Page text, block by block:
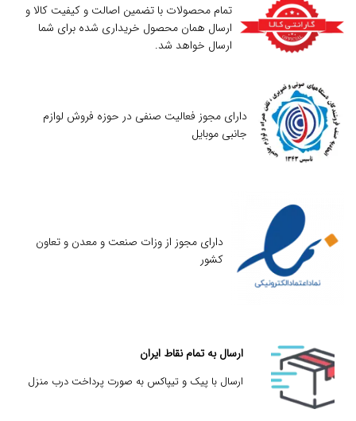
تمام محصولات با تضمین اصالت و کیفیت کالا و
ارسال همان محصول خریداری شده برای شما
ارسال خواهد شد.
دارای مجوز فعالیت صنفی در حوزه فروش لوازم
جانبی موبایل
دارای مجوز از وزات صنعت و معدن و تعاون
کشور
ارسال به تمام نقاط ایران
ارسال با پیک و تیپاکس به صورت پرداخت درب منزل